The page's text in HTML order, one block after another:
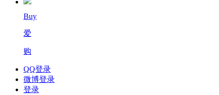
Buy
爱
购
QQ登录
微博登录
登录